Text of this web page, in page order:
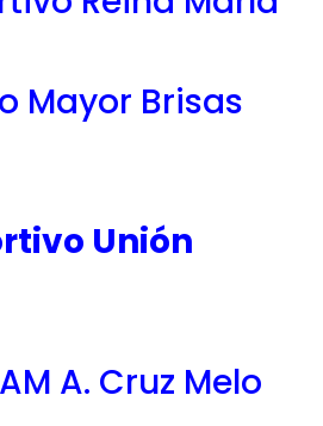
Mayor Brisas
Unión
A. Cruz Melo